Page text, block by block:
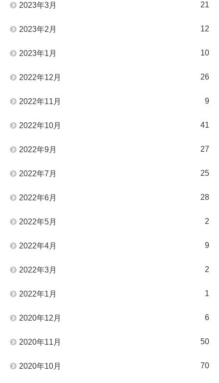
2023年3月 21
2023年2月 12
2023年1月 10
2022年12月 26
2022年11月 9
2022年10月 41
2022年9月 27
2022年7月 25
2022年6月 28
2022年5月 2
2022年4月 9
2022年3月 2
2022年1月 1
2020年12月 6
2020年11月 50
2020年10月 70